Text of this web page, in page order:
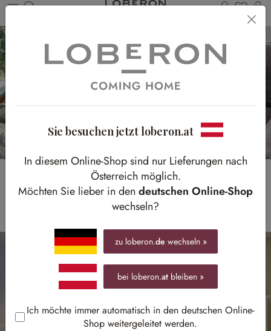
Du
Winter Essential Samt
Sie besuchen jetzt loberon.at
In diesem Online-Shop sind nur Lieferungen nach
Österreich möglich.
Möchten Sie lieber in den deutschen Online-Shop
wechseln?
zu loberon.de wechseln »
bei loberon.at bleiben »
Ich möchte immer automatisch in den deutschen Online-
Shop weitergeleitet werden.